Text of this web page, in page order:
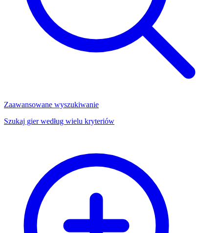
Zaawansowane wyszukiwanie
Szukaj gier według wielu kryteriów